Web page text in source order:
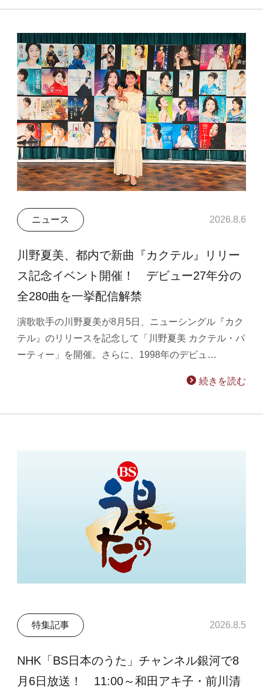
ニュース 2026.8.6
川野夏美、都内で新曲『カクテル』リリー
ス記念イベント開催！ デビュー27年分の
全280曲を一挙配信解禁
演歌歌手の川野夏美が8月5日、ニューシングル『カク
テル』のリリースを記念して「川野夏美 カクテル・パ
ーティー」を開催。さらに、1998年のデビュ…
続きを読む
特集記事 2026.8.5
NHK「BS日本のうた」チャンネル銀河で8
月6日放送！ 11:00～和田アキ子・前川清